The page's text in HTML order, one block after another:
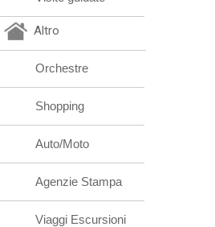
Altro
Orchestre
Shopping
Auto/Moto
Agenzie Stampa
Viaggi Escursioni